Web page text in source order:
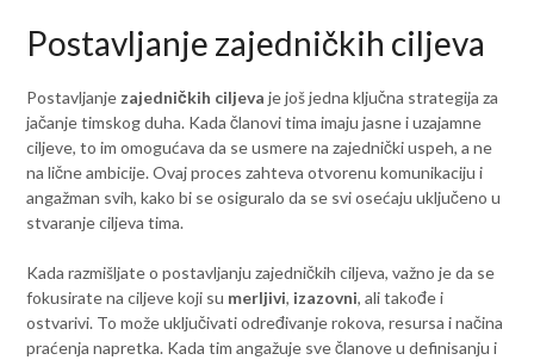
Postavljanje zajedničkih ciljeva
Postavljanje zajedničkih ciljeva je još jedna ključna strategija za
jačanje timskog duha. Kada članovi tima imaju jasne i uzajamne
ciljeve, to im omogućava da se usmere na zajednički uspeh, a ne
na lične ambicije. Ovaj proces zahteva otvorenu komunikaciju i
angažman svih, kako bi se osiguralo da se svi osećaju uključeno u
stvaranje ciljeva tima.
Kada razmišljate o postavljanju zajedničkih ciljeva, važno je da se
fokusirate na ciljeve koji su merljivi, izazovni, ali takođe i
ostvarivi. To može uključivati određivanje rokova, resursa i načina
praćenja napretka. Kada tim angažuje sve članove u definisanju i